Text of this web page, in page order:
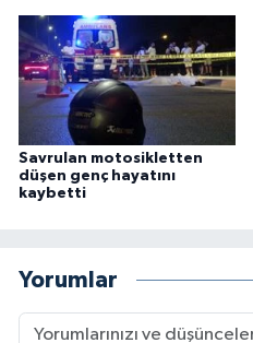
Savrulan motosikletten
düşen genç hayatını
kaybetti
Yorumlar